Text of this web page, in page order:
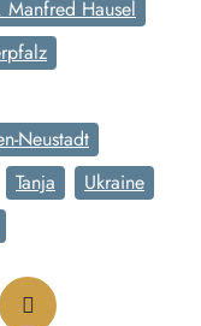
Manfred Hausel
Neustadt
Tanja
Ukraine